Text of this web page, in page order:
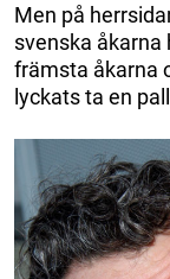
Men på
svenska åkarna
främsta åkarna
lyckats ta en